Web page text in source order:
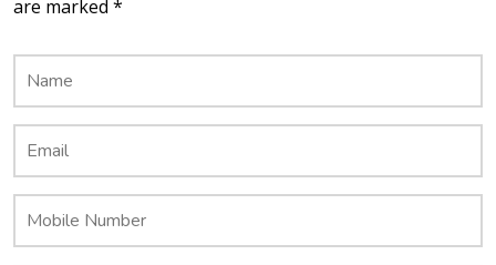
are marked *